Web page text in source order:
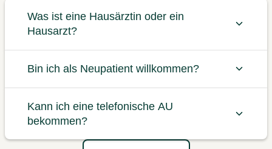
Was ist eine Hausärztin oder ein
Hausarzt?
Bin ich als Neupatient willkommen?
Kann ich eine telefonische AU
bekommen?